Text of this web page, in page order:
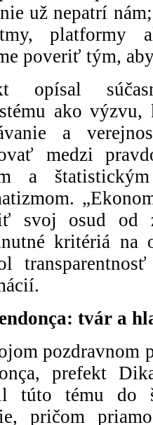
už nepatrí
platformy
poveriť tým,
opísal
ako
a
medzi
a
svoj osud od
kritériá na
tvár a
pozdravnom
prefekt
túto tému do
pričom